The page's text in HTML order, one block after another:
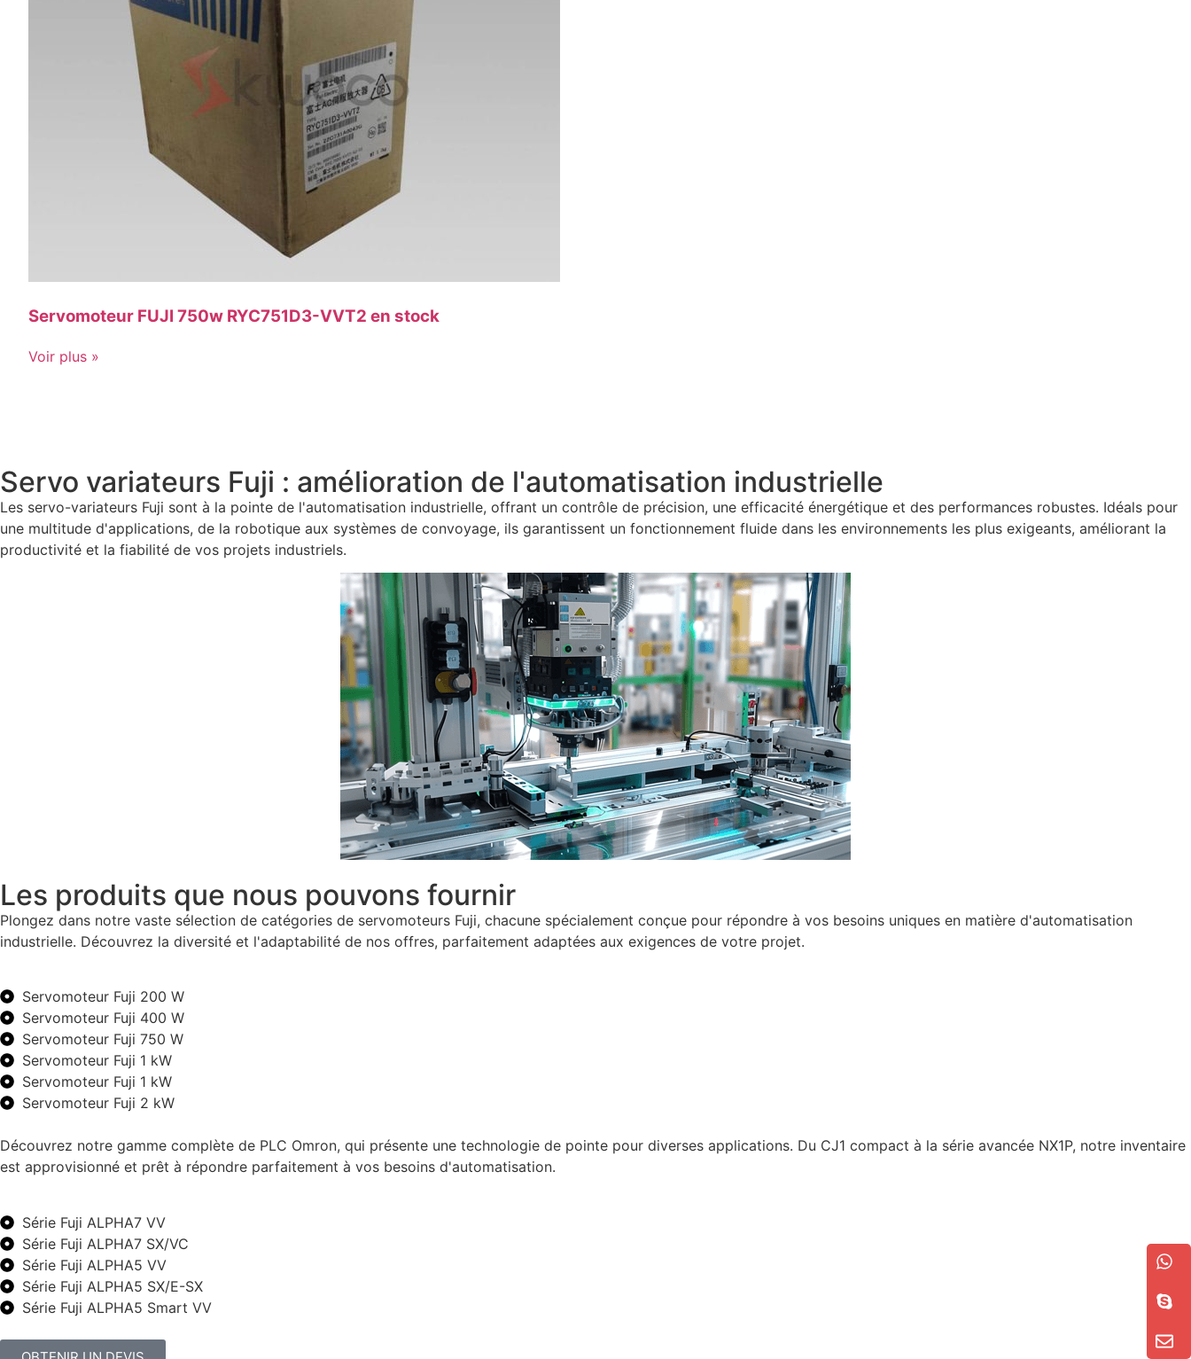
Servomoteur FUJI 750w RYC751D3-VVT2 en stock
Voir plus »
Servo variateurs Fuji : amélioration de l'automatisation industrielle
Les servo-variateurs Fuji sont à la pointe de l'automatisation industrielle, offrant un contrôle de précision, une efficacité énergétique et des performances robustes. Idéals pour
une multitude d'applications, de la robotique aux systèmes de convoyage, ils garantissent un fonctionnement fluide dans les environnements les plus exigeants, améliorant la
productivité et la fiabilité de vos projets industriels.
Les produits que nous pouvons fournir
Plongez dans notre vaste sélection de catégories de servomoteurs Fuji, chacune spécialement conçue pour répondre à vos besoins uniques en matière d'automatisation
industrielle. Découvrez la diversité et l'adaptabilité de nos offres, parfaitement adaptées aux exigences de votre projet.
Servomoteur Fuji 200 W
Servomoteur Fuji 400 W
Servomoteur Fuji 750 W
Servomoteur Fuji 1 kW
Servomoteur Fuji 1 kW
Servomoteur Fuji 2 kW
Découvrez notre gamme complète de PLC Omron, qui présente une technologie de pointe pour diverses applications. Du CJ1 compact à la série avancée NX1P, notre inventaire
est approvisionné et prêt à répondre parfaitement à vos besoins d'automatisation.
Série Fuji ALPHA7 VV
Série Fuji ALPHA7 SX/VC
Série Fuji ALPHA5 VV
Série Fuji ALPHA5 SX/E-SX
Série Fuji ALPHA5 Smart VV